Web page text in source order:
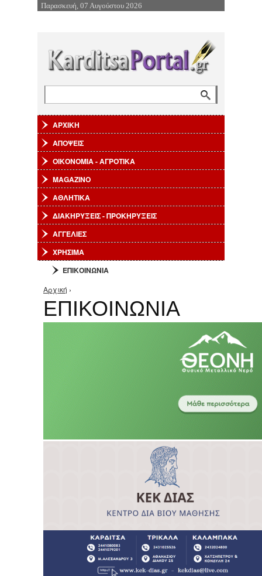
Επιστροφή στην Πλοήγηση
Παρασκευή, 07 Αυγούστου 2026
ΑΡΧΙΚΗ
ΑΠΟΨΕΙΣ
ΟΙΚΟΝΟΜΙΑ - ΑΓΡΟΤΙΚΑ
MAGAZINO
ΑΘΛΗΤΙΚΑ
ΔΙΑΚΗΡΥΞΕΙΣ - ΠΡΟΚΗΡΥΞΕΙΣ
ΑΓΓΕΛΙΕΣ
ΧΡΗΣΙΜΑ
ΕΠΙΚΟΙΝΩΝΙΑ
Είστε εδώ
Αρχική ›
ΕΠΙΚΟΙΝΩΝΙΑ